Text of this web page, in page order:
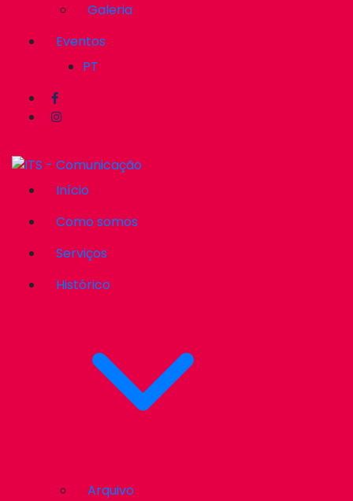
Galeria
Eventos
PT
Início
Como somos
Serviços
Histórico
Arquivo